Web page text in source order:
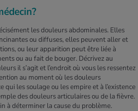
les douleurs abdominales. Elles
ou diffuses, elles peuvent aller et
ou leur apparition peut être liée à
ou au fait de bouger. Décrivez au
il s’agit et l’endroit où vous les ressentez
au moment où les douleurs
qui les soulage ou les empire et à l’existence
des douleurs articulaires ou de la fièvre.
à déterminer la cause du problème.